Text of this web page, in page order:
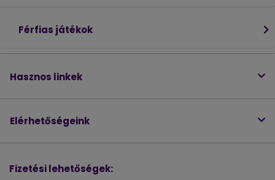
Férfias játékok
Hasznos linkek
Elérhetőségeink
Fizetési lehetőségek: